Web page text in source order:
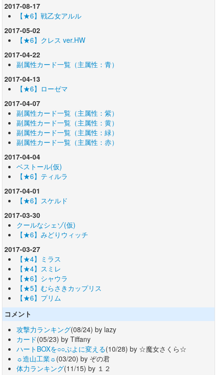
2017-08-17
【★6】戦乙女アルル
2017-05-02
【★6】クレス ver.HW
2017-04-22
副属性カード一覧（主属性：青）
2017-04-13
【★6】ローゼマ
2017-04-07
副属性カード一覧（主属性：紫）
副属性カード一覧（主属性：黄）
副属性カード一覧（主属性：緑）
副属性カード一覧（主属性：赤）
2017-04-04
ベストール(仮)
【★6】ティルラ
2017-04-01
【★6】スケルド
2017-03-30
クールなシェゾ(仮)
【★6】みどりウィッチ
2017-03-27
【★4】ミラス
【★4】スミレ
【★6】シャウラ
【★5】むらさきカップリス
【★6】プリム
コメント
攻撃力ランキング(08/24) by lazy
カード(05/23) by Tiffany
ハートBOXを○○ぷよに変える(10/28) by ☆魔女さくら☆
☼造山工業☼(03/20) by ぞの君
体力ランキング(11/15) by １２